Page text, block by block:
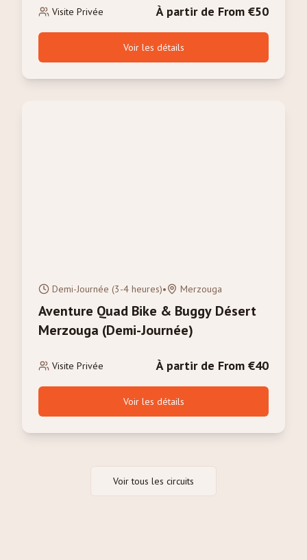
Visite Privée À partir de From €50
Voir les détails
Demi-Journée (3-4 heures)• Merzouga
Aventure Quad Bike & Buggy Désert
Merzouga (Demi-Journée)
Visite Privée À partir de From €40
Voir les détails
Voir tous les circuits